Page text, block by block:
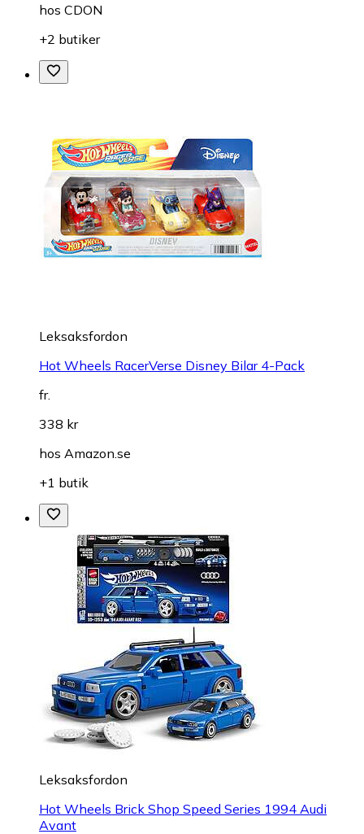
hos CDON
+2 butiker
Leksaksfordon
Hot Wheels RacerVerse Disney Bilar 4-Pack
fr.
338 kr
hos Amazon.se
+1 butik
Leksaksfordon
Hot Wheels Brick Shop Speed Series 1994 Audi
Avant